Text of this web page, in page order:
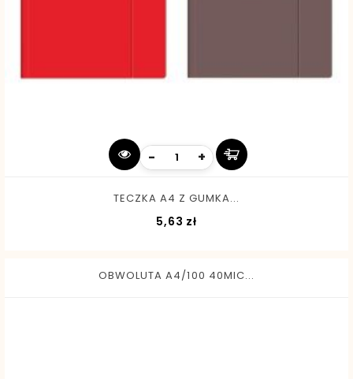
- +
TECZKA A4 Z GUMKA...
5,63 zł
OBWOLUTA A4/100 40MIC...